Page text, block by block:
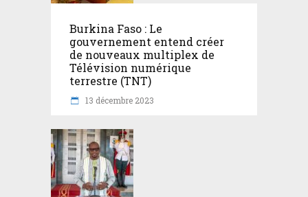
Burkina Faso : Le
gouvernement entend créer
de nouveaux multiplex de
Télévision numérique
terrestre (TNT)
13 décembre 2023